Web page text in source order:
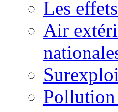
Les
Air
Pollution